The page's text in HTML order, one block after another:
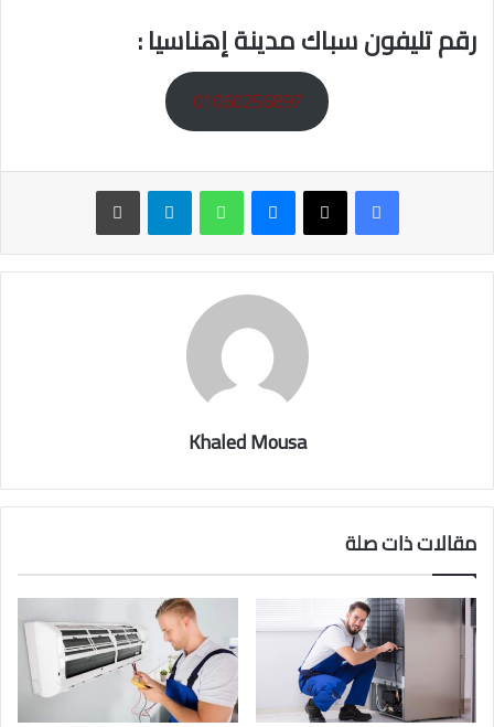
رقم تليفون سباك مدينة إهناسيا:
01060256897
ماسنجر واتساب تيلقرام طباعة
Khaled Mousa
مقالات ذات صلة